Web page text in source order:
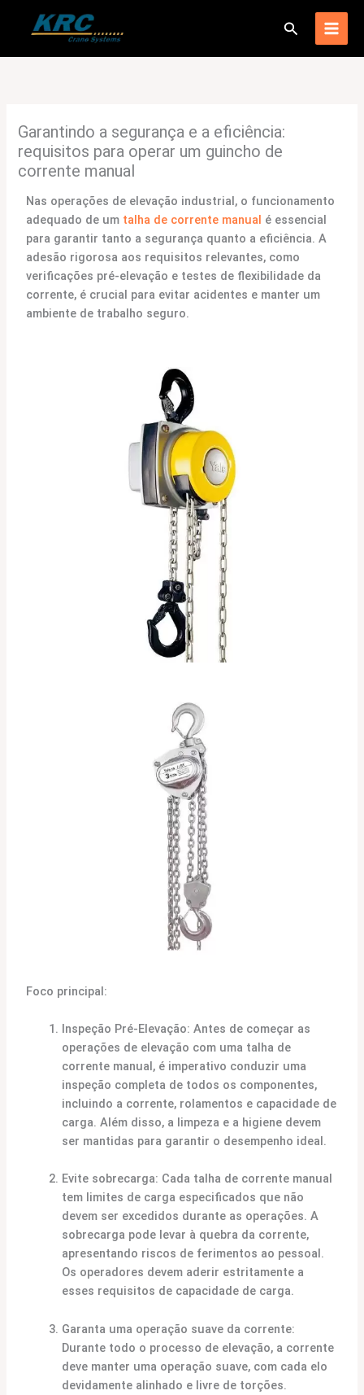
Procurar
Garantindo a segurança e a eficiência:
requisitos para operar um guincho de
corrente manual
Nas operações de elevação industrial, o funcionamento
adequado de um talha de corrente manual é essencial
para garantir tanto a segurança quanto a eficiência. A
adesão rigorosa aos requisitos relevantes, como
verificações pré-elevação e testes de flexibilidade da
corrente, é crucial para evitar acidentes e manter um
ambiente de trabalho seguro.
Foco principal:
Inspeção Pré-Elevação: Antes de começar as
operações de elevação com uma talha de
corrente manual, é imperativo conduzir uma
inspeção completa de todos os componentes,
incluindo a corrente, rolamentos e capacidade de
carga. Além disso, a limpeza e a higiene devem
ser mantidas para garantir o desempenho ideal.
Evite sobrecarga: Cada talha de corrente manual
tem limites de carga especificados que não
devem ser excedidos durante as operações. A
sobrecarga pode levar à quebra da corrente,
apresentando riscos de ferimentos ao pessoal.
Os operadores devem aderir estritamente a
esses requisitos de capacidade de carga.
Garanta uma operação suave da corrente:
Durante todo o processo de elevação, a corrente
deve manter uma operação suave, com cada elo
devidamente alinhado e livre de torções.